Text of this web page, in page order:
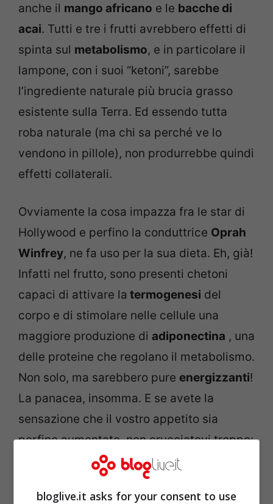
anche il mango africano e le bacche di
acai. Tutti e tre i frutti avrebbero effetti di
spinta sul metabolismo, e in particolare il
lampone, con i suoi “ketoni”, sarebbe
l’ingrediente naturale più brucia grasso
esistente sulla Terra. Ed essendo tutta
roba naturale (ma chi sa perché ve lo
vendono in pillole), non produrrebbe quindi
effetti collaterali.
Ovviamente la cosa impazza fra le star di
Hollywood e perfino la conduttrice Oprah
Winfrey, ne fa uso per la sua dieta. Eh, già!
Infatti nel frutto, sono presenti chetoni
capaci di attivare la termogenesi del
corpo e di stimolare nelle cellule una
maggiore produzione di adiponectina , una
delle proteine che regolano il metabolismo.
Non solo, ma sarebbero pure energizzanti!
La panacea, insomma. E se avete la
sensazione che il vostro appetito sia
perfino aumentato, non crucciatevi troppo:
è segno che il prodotto sta facendo il suo
‘effetto dimagrante
bloglive.it asks for your consent to use